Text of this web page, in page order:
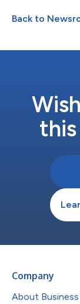
Back to
Company
About Business